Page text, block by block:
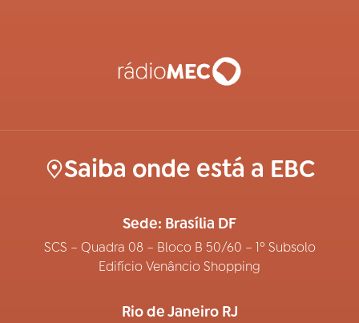
Saiba onde está a EBC
Sede: Brasília DF
SCS – Quadra 08 – Bloco B 50/60 – 1º Subsolo
Edifício Venâncio Shopping
Rio de Janeiro RJ